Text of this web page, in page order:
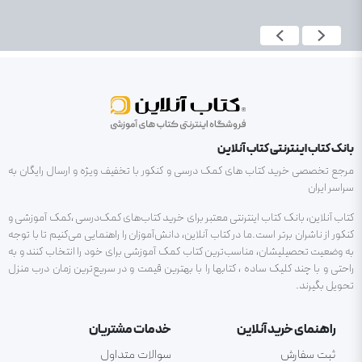
بانک کتاب اینترنتی کتاب آنلاین
مرجع تخصصی خرید کتاب های کمک درسی و کنکور با تخفیف ویژه و ارسال رایگان به
سراسر ایران
کتاب آنلاین، بانک کتاب اینترنتی معتبر برای خرید کتاب‌های کمک‌درسی ،کمک آموزشی و
کنکور از ناشران برتر است.ما در کتاب آنلاین، دانش‌آموزان را راهنمایی می‌کنیم تا با توجه
به وضعیت تحصیلیشان، مناسب‌ترین کتاب کمک آموزشی برای خود را انتخاب کنند و به
راحتی و با چند کلیک ساده ، کتابها را با بهترین قیمت و در سریع‌ترین زمان درب منزل
تحویل بگیرند.
راهنمای خرید آنلاین
ثبت سفارش
خدمات مشتریان
سوالات متداول